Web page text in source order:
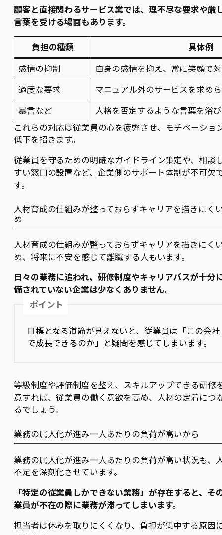
顧客と直接関わるサービス業では、理不尽な要求や厳
言葉を受ける場面もあります。
負担の種類
具体例
感情の抑制
自身の感情を抑え、常に笑顔で
過度な要求
マニュアル外のサービスを求め
暴言など
人格を否定するような言葉を浴
これらの対応は従業員の心を疲弊させ、モチベーショ
低下を招きます。
従業員を守るための明確なガイドライン策定や、相談
すい窓口の設置など、企業側のサポート体制が不可欠
す。
人材育成の仕組みが整っておらずキャリアを描きにく
め
人材育成の仕組みが整っておらずキャリアを描きにく
め、将来に不安を感じて離職する人もいます。
日々の業務に追われ、研修制度やキャリアパスが十分
備されていない企業は少なくありません。
ポイント
目標となる道筋が見えないと、従業員は「この会社
で成長できるのか」と疑問を感じてしまいます。
等級制度や評価制度を整え、スキルアップできる研修
意すれば、従業員の働く意欲を高め、人材の定着につ
るでしょう。
業務の属人化が進み一人あたりの負荷が高いから
業務の属人化が進み一人あたりの負荷が高い状況も、
不足を深刻化させています。
「特定の従業員しかできない業務」が存在すると、そ
業員が不在の際に業務が滞ってしまいます。
担当者は休みを取りにくくなり、負担が集中する原因